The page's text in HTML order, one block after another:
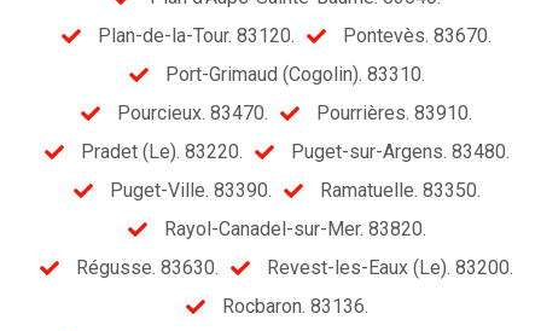
Plan-de-la-Tour. 83120.
Pontevès. 83670.
Port-Grimaud (Cogolin). 83310.
Pourcieux. 83470.
Pourrières. 83910.
Pradet (Le). 83220.
Puget-sur-Argens. 83480.
Puget-Ville. 83390.
Ramatuelle. 83350.
Rayol-Canadel-sur-Mer. 83820.
Régusse. 83630.
Revest-les-Eaux (Le). 83200.
Rocbaron. 83136.